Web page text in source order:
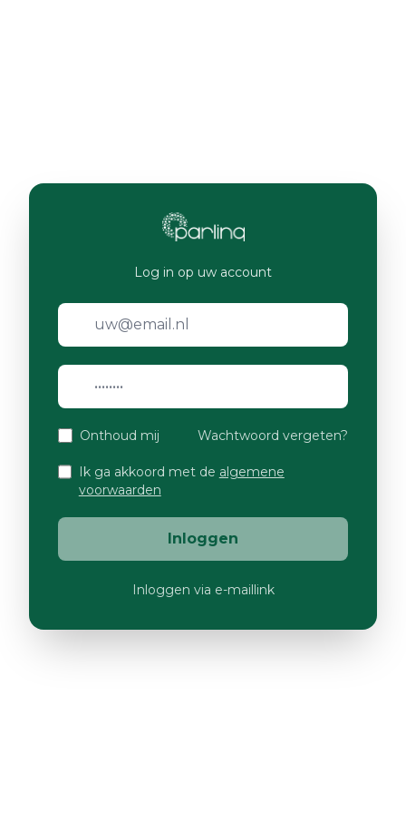
Log in op uw account
Onthoud mij Wachtwoord vergeten?
Ik ga akkoord met de algemene
voorwaarden
Inloggen
Inloggen via e-maillink